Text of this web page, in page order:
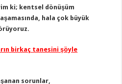
ki; kentsel dönüşüm
hala çok büyük
birkaç tanesini şöyle
sorunlar,